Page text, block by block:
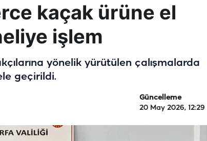
kaçak ürüne el
işlem
yönelik yürütülen çalışmalarda
geçirildi.
Güncelleme
20 May 2026, 12:29